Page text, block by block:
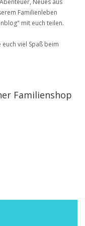
Familienleben
mit euch teilen.
viel Spaß beim
Familienshop